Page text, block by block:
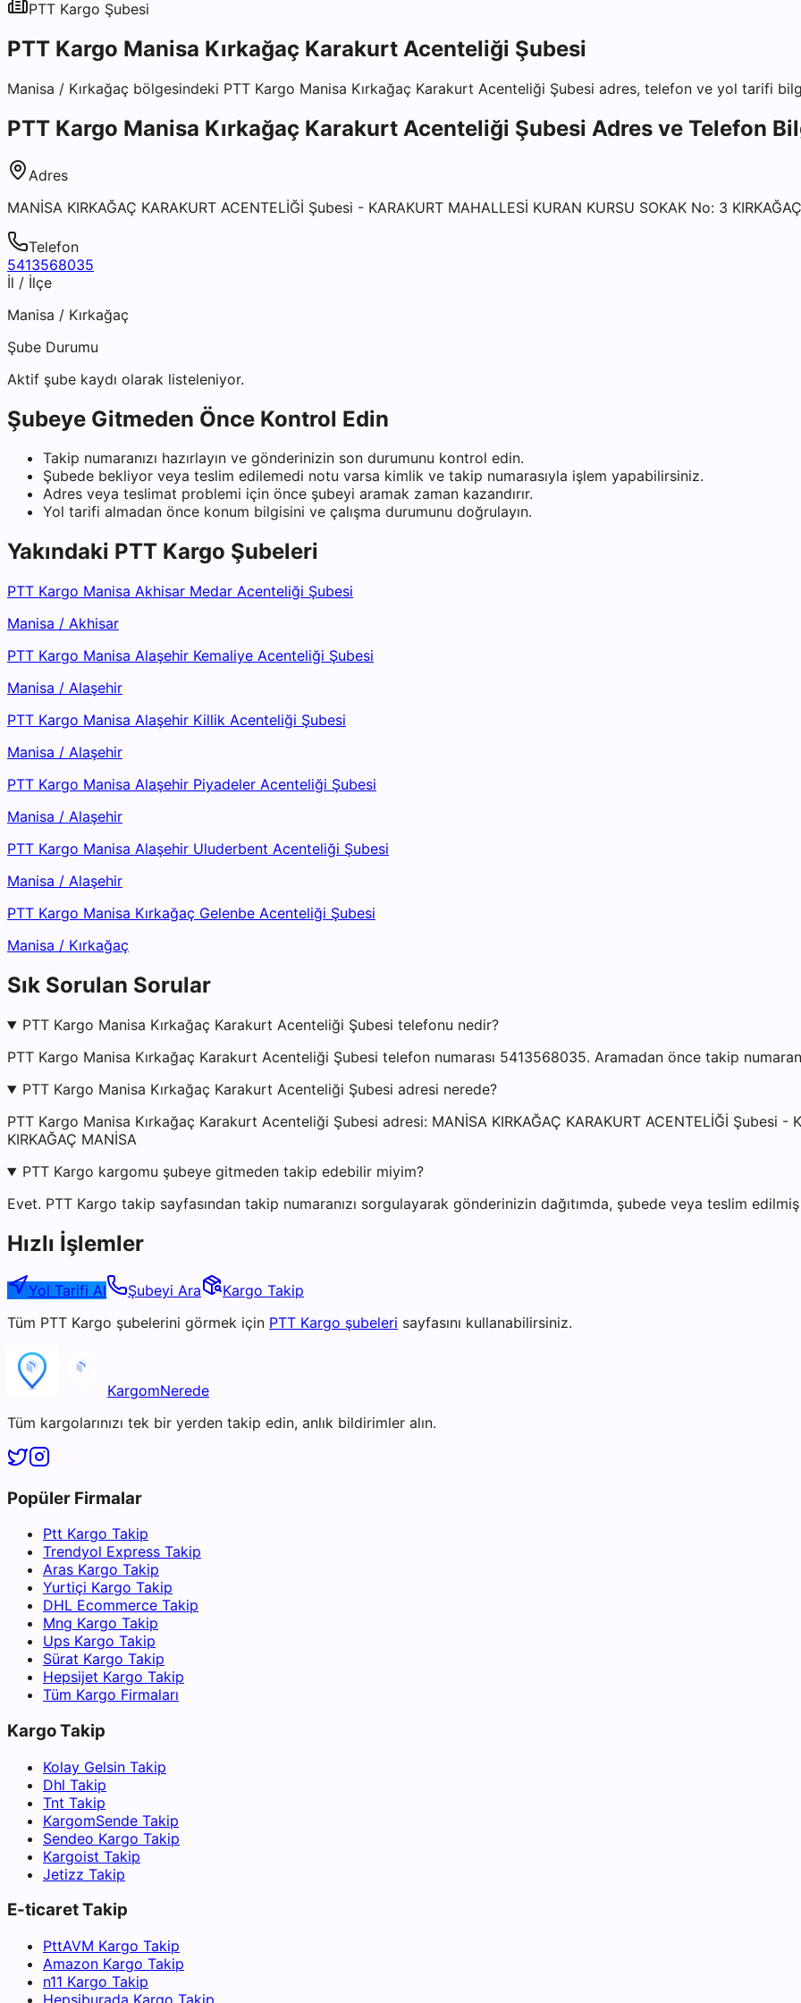
PTT Kargo Şubesi
PTT Kargo Manisa Kırkağaç Karakurt Acenteliği Şubesi
Manisa / Kırkağaç bölgesindeki PTT Kargo Manisa Kırkağaç Karakurt Acenteliği Şubesi adres, telefon ve yol tarifi
PTT Kargo Manisa Kırkağaç Karakurt Acenteliği Şubesi Adres ve Telefon
Adres
MANİSA KIRKAĞAÇ KARAKURT ACENTELİĞİ Şubesi - KARAKURT MAHALLESİ KURAN KURSU SOKAK No: 3
Telefon
5413568035
İl / İlçe
Manisa / Kırkağaç
Şube Durumu
Aktif şube kaydı olarak listeleniyor.
Şubeye Gitmeden Önce Kontrol Edin
Takip numaranızı hazırlayın ve gönderinizin son durumunu kontrol edin.
Şubede bekliyor veya teslim edilemedi notu varsa kimlik ve takip numarasıyla işlem yapabilirsiniz.
Adres veya teslimat problemi için önce şubeyi aramak zaman kazandırır.
Yol tarifi almadan önce konum bilgisini ve çalışma durumunu doğrulayın.
Yakındaki PTT Kargo Şubeleri
PTT Kargo Manisa Akhisar Medar Acenteliği Şubesi
Manisa / Akhisar
PTT Kargo Manisa Alaşehir Kemaliye Acenteliği Şubesi
Manisa / Alaşehir
PTT Kargo Manisa Alaşehir Killik Acenteliği Şubesi
Manisa / Alaşehir
PTT Kargo Manisa Alaşehir Piyadeler Acenteliği Şubesi
Manisa / Alaşehir
PTT Kargo Manisa Alaşehir Uluderbent Acenteliği Şubesi
Manisa / Alaşehir
PTT Kargo Manisa Kırkağaç Gelenbe Acenteliği Şubesi
Manisa / Kırkağaç
Sık Sorulan Sorular
PTT Kargo Manisa Kırkağaç Karakurt Acenteliği Şubesi telefonu nedir?
PTT Kargo Manisa Kırkağaç Karakurt Acenteliği Şubesi telefon numarası 5413568035. Aramadan önce takip
PTT Kargo Manisa Kırkağaç Karakurt Acenteliği Şubesi adresi nerede?
PTT Kargo Manisa Kırkağaç Karakurt Acenteliği Şubesi adresi: MANİSA KIRKAĞAÇ KARAKURT ACENTELİĞİ Şubesi -
KIRKAĞAÇ MANİSA
PTT Kargo kargomu şubeye gitmeden takip edebilir miyim?
Evet. PTT Kargo takip sayfasından takip numaranızı sorgulayarak gönderinizin dağıtımda, şubede veya teslim
Hızlı İşlemler
Yol Tarifi Al Şubeyi Ara
Kargo Takip
Tüm PTT Kargo şubelerini görmek için PTT Kargo şubeleri sayfasını kullanabilirsiniz.
KargomNerede
Tüm kargolarınızı tek bir yerden takip edin, anlık bildirimler alın.
Popüler Firmalar
Ptt Kargo Takip
Trendyol Express Takip
Aras Kargo Takip
Yurtiçi Kargo Takip
DHL Ecommerce Takip
Mng Kargo Takip
Ups Kargo Takip
Sürat Kargo Takip
Hepsijet Kargo Takip
Tüm Kargo Firmaları
Kargo Takip
Kolay Gelsin Takip
Dhl Takip
Tnt Takip
KargomSende Takip
Sendeo Kargo Takip
Kargoist Takip
Jetizz Takip
E-ticaret Takip
PttAVM Kargo Takip
Amazon Kargo Takip
n11 Kargo Takip